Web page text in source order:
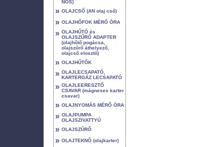
NOS)
» OLAJCSŐ (AN olaj cső)
» OLAJHŐFOK MÉRŐ ÓRA
» OLAJHŰTŐ és
OLAJSZŰRŐ ADAPTER
(olajhűtő pogácsa,
olajszűrő áthelyező,
olajcső elosztó)
» OLAJHŰTŐK
» OLAJLECSAPATÓ,
KARTERGÁZ LECSAPATÓ
» OLAJLEERESZTŐ
CSAVAR (mágneses karter
csavar)
» OLAJNYOMÁS MÉRŐ ÓRA
» OLAJPUMPA
OLAJSZIVATTYÚ
» OLAJSZŰRŐ
» OLAJTEKNŐ (olajkarter)